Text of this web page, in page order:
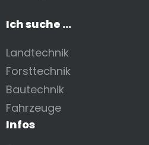
Ich suche ...
Landtechnik
Forsttechnik
Bautechnik
Fahrzeuge
Infos